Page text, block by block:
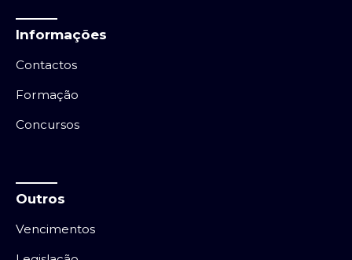
Informações
Contactos
Formação
Concursos
Outros
Vencimentos